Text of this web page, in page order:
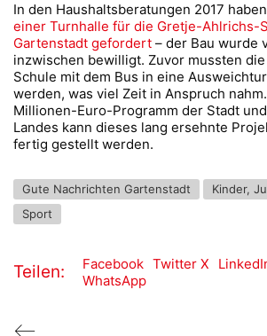
In den Haushaltsberatungen 2017
einer Turnhalle für die Gretje-Ahlrichs-
Gartenstadt gefordert – der Bau wurde
inzwischen bewilligt. Zuvor mussten
Schule mit dem Bus in eine
werden, was viel Zeit in Anspruch
Millionen-Euro-Programm der Stadt
Landes kann dieses lang ersehnte
fertig gestellt werden.
Gute Nachrichten Gartenstadt
Kinder,
Sport
Teilen: Facebook Twitter X
WhatsApp